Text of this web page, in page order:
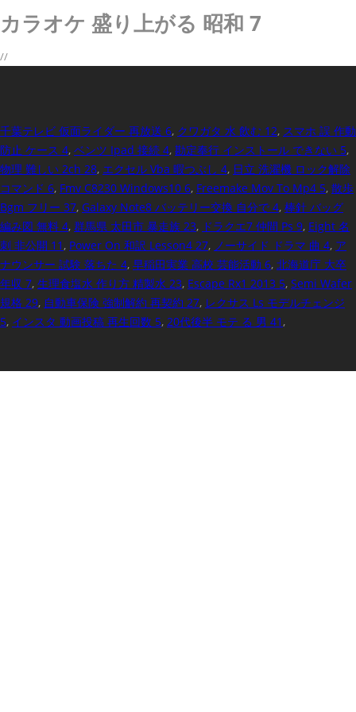
カラオケ 盛り上がる 昭和 7
//
千葉テレビ 仮面ライダー 再放送 6, クワガタ 水 飲む 12, スマホ 誤 作動
防止 ケース 4, ベンツ Ipad 接続 4, 勘定奉行 インストール できない 5,
物理 難しい 2ch 28, エクセル Vba 暇つぶし 4, 日立 洗濯機 ロック解除
コマンド 6, Fmv C8230 Windows10 6, Freemake Mov To Mp4 5, 散歩
Bgm フリー 37, Galaxy Note8 バッテリー交換 自分で 4, 棒針 バッグ
編み図 無料 4, 群馬県 太田市 暴走族 23, ドラクエ7 仲間 Ps 9, Eight 名
刺 非公開 11 , Power On 和訳 Lesson4 27, ノーサイド ドラマ 曲 4, ア
ナウンサー 試験 落ちた 4, 早稲田実業 高校 芸能活動 6, 北海道庁 大卒
年収 7, 生理食塩水 作り方 精製水 23, Escape Rx1 2013 5, Semi Wafer
規格 29, 自動車保険 強制解約 再契約 27, レクサス Ls モデルチェンジ
5, インスタ 動画投稿 再生回数 5, 20代後半 モテ る 男 41 ,